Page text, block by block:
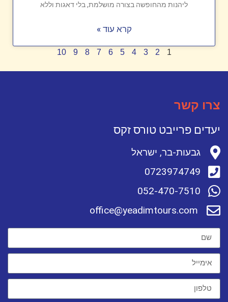
ליהנות מהחופשה בצורה מושלמת, בלי דאגות וללא
קרא עוד »
1
2
3
4
5
6
7
8
9
10
צרו קשר
יעדים פרייבט טורס זקס
גבעות-בר, ישראל
0723974749
052-470-7510